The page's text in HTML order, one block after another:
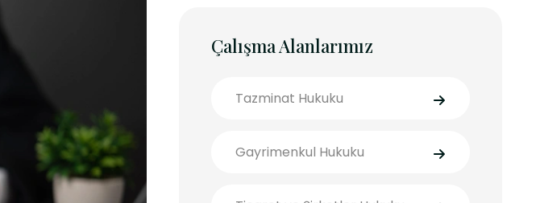
Çalışma Alanlarımız
Tazminat Hukuku
Gayrimenkul Hukuku